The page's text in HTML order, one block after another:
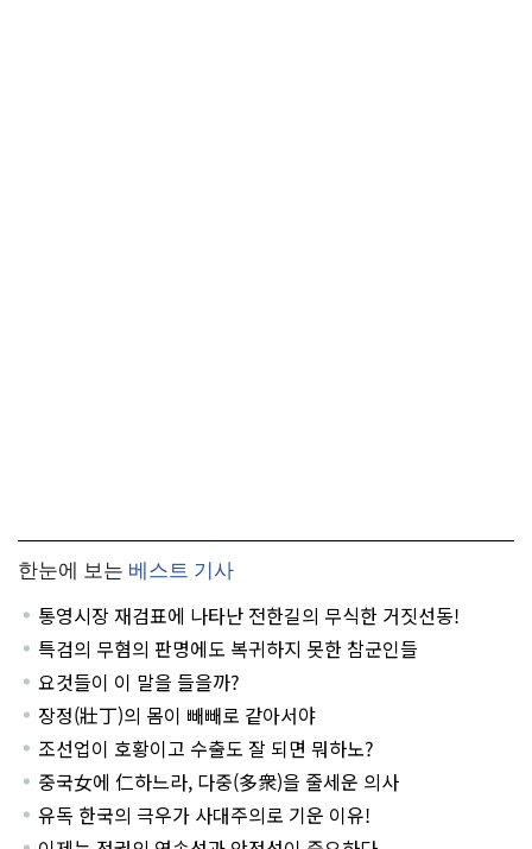
한눈에 보는 베스트 기사
통영시장 재검표에 나타난 전한길의 무식한 거짓선동!
특검의 무혐의 판명에도 복귀하지 못한 참군인들
요것들이 이 말을 들을까?
장정(壯丁)의 몸이 빼빼로 같아서야
조선업이 호황이고 수출도 잘 되면 뭐하노?
중국女에 仁하느라, 다중(多衆)을 줄세운 의사
유독 한국의 극우가 사대주의로 기운 이유!